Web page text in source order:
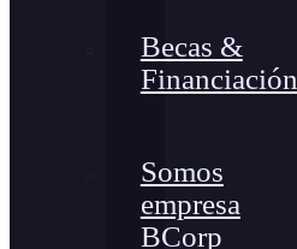
Becas &
Financiación
Somos
empresa
BCorp